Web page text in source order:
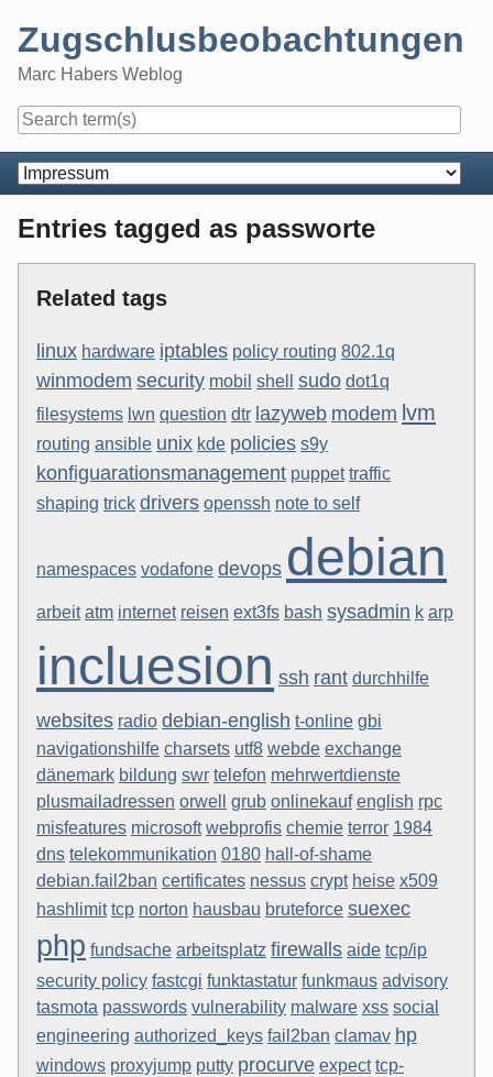
content
Zugschlusbeobachtungen
Marc Habers Weblog
Navigation
Entries tagged as passworte
Related tags
linux hardware iptables policy routing 802.1q
winmodem security mobil shell sudo dot1q
filesystems lwn question dtr lazyweb modem lvm
routing ansible unix kde policies s9y
konfiguarationsmanagement puppet traffic
shaping trick drivers openssh note to self
namespaces vodafone devops debian
arbeit atm internet reisen ext3fs bash sysadmin k arp
incluesion ssh rant durchhilfe
websites radio debian-english t-online gbi
navigationshilfe charsets utf8 webde exchange
dänemark bildung swr telefon mehrwertdienste
plusmailadressen orwell grub onlinekauf english rpc
misfeatures microsoft webprofis chemie terror 1984
dns telekommunikation 0180 hall-of-shame
debian.fail2ban certificates nessus crypt heise x509
hashlimit tcp norton hausbau bruteforce suexec
php fundsache arbeitsplatz firewalls aide tcp/ip
security policy fastcgi funktastatur funkmaus advisory
tasmota passwords vulnerability malware xss social
engineering authorized_keys fail2ban clamav hp
windows proxyjump putty procurve expect tcp-